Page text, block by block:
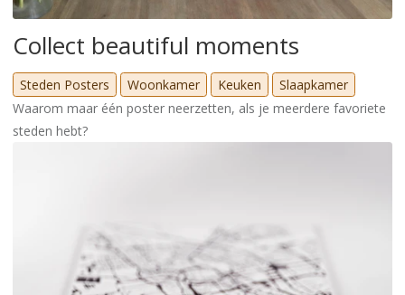
Collect beautiful moments
Steden Posters Woonkamer Keuken
Slaapkamer
Waarom maar één poster neerzetten, als je meerdere favoriete
steden hebt?